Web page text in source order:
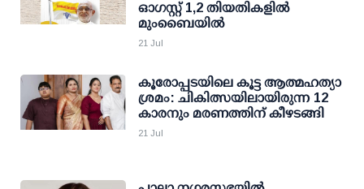
ഓഗസ്റ്റ് 1,2 തിയതികളില്‍
മുംബൈയില്‍
21 Jul
കൂരോപ്പടയിലെ കൂട്ട ആത്മഹത്യാ
ശ്രമം: ചികിത്സയിലായിരുന്ന 12
കാരനും മരണത്തിന് കീഴടങ്ങി
21 Jul